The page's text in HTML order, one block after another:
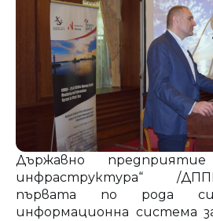
Държавно
инфраструктура“ /
първата по рода
информационна система